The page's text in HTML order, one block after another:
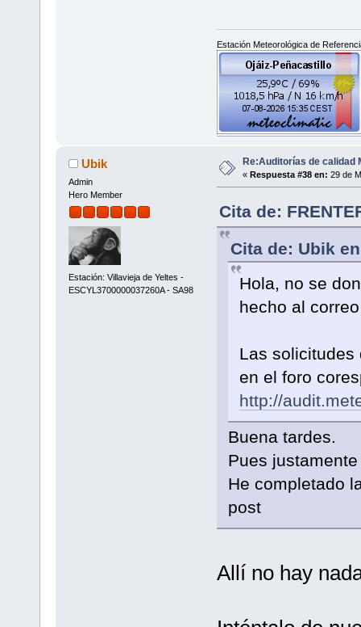
Estación Meteorológica de
Ubik
Admin
Hero Member
Estación: Villavieja de Yeltes -
ESCYL3700000037260A - SA98
Re:Auditorías de calidad
« Respuesta #38 en: 29 de
Cita de:
Cita de: Ubik
Hola, no se
hecho al
Las solicitudes
en el foro
http://
Buena tardes.
Pues
He completado
post
Allí no hay